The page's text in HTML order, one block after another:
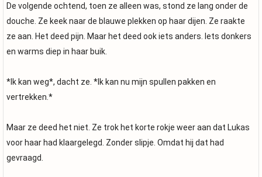
De volgende ochtend, toen ze alleen was, stond ze lang onder de
douche. Ze keek naar de blauwe plekken op haar dijen. Ze raakte
ze aan. Het deed pijn. Maar het deed ook iets anders. Iets donkers
en warms diep in haar buik.
*Ik kan weg*, dacht ze. *Ik kan nu mijn spullen pakken en
vertrekken.*
Maar ze deed het niet. Ze trok het korte rokje weer aan dat Lukas
voor haar had klaargelegd. Zonder slipje. Omdat hij dat had
gevraagd.